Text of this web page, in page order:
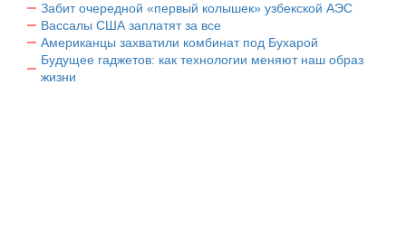
Забит очередной «первый колышек» узбекской АЭС
Вассалы США заплатят за все
Американцы захватили комбинат под Бухарой
Будущее гаджетов: как технологии меняют наш образ
жизни